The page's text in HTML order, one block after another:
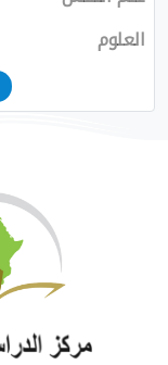
العلوم